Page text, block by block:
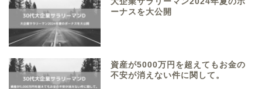
ーナスを大公開
資産が5000万円を超えてもお金の
不安が消えない件に関して。